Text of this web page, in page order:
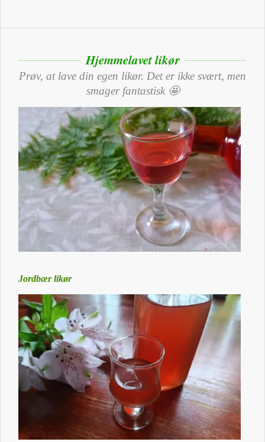
Hjemmelavet likør
Prøv, at lave din egen likør. Det er ikke svært, men
smager fantastisk 🤩
Jordbær likør